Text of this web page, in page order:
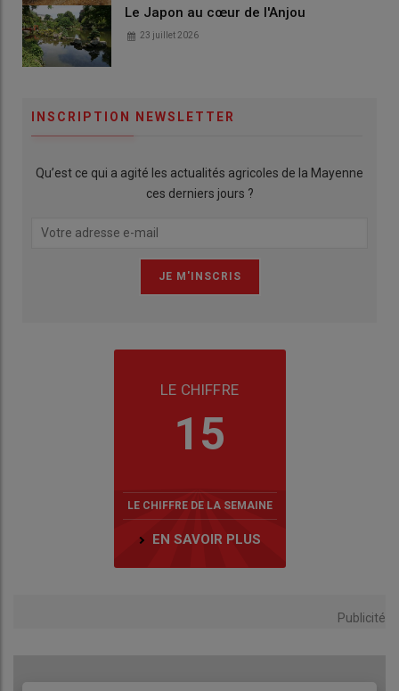
Le Japon au cœur de l'Anjou
23 juillet 2026
INSCRIPTION NEWSLETTER
Qu’est ce qui a agité les actualités agricoles de la Mayenne
ces derniers jours ?
LE CHIFFRE
15
LE CHIFFRE DE LA SEMAINE
EN SAVOIR PLUS
Publicité